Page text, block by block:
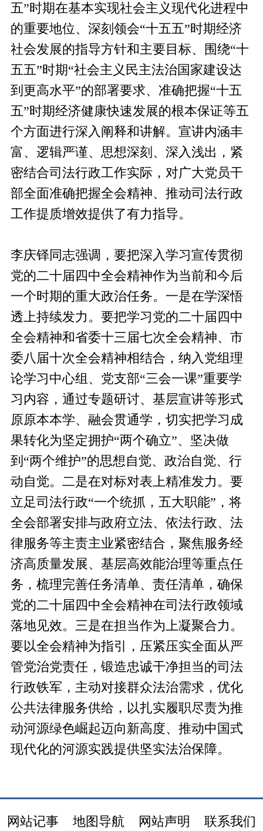
五”时期在基本实现社会主义现代化进程中
的重要地位、深刻领会“十五五”时期经济
社会发展的指导方针和主要目标、围绕“十
五五”时期“社会主义民主法治国家建设达
到更高水平”的部署要求、准确把握“十五
五”时期经济健康快速发展的根本保证等五
个方面进行深入阐释和讲解。宣讲内涵丰
富、逻辑严谨、思想深刻、深入浅出，紧
密结合司法行政工作实际，对广大党员干
部全面准确把握全会精神、推动司法行政
工作提质增效提供了有力指导。
李庆铎同志强调，要把深入学习宣传贯彻
党的二十届四中全会精神作为当前和今后
一个时期的重大政治任务。一是在学深悟
透上持续发力。要把学习党的二十届四中
全会精神和省委十三届七次全会精神、市
委八届十次全会精神相结合，纳入党组理
论学习中心组、党支部“三会一课”重要学
习内容，通过专题研讨、基层宣讲等形式
原原本本学、融会贯通学，切实把学习成
果转化为坚定拥护“两个确立”、坚决做
到“两个维护”的思想自觉、政治自觉、行
动自觉。二是在对标对表上精准发力。要
立足司法行政“一个统抓，五大职能”，将
全会部署安排与政府立法、依法行政、法
律服务等主责主业紧密结合，聚焦服务经
济高质量发展、基层高效能治理等重点任
务，梳理完善任务清单、责任清单，确保
党的二十届四中全会精神在司法行政领域
落地见效。三是在担当作为上凝聚合力。
要以全会精神为指引，压紧压实全面从严
管党治党责任，锻造忠诚干净担当的司法
行政铁军，主动对接群众法治需求，优化
公共法律服务供给，以扎实履职尽责为推
动河源绿色崛起迈向新高度、推动中国式
现代化的河源实践提供坚实法治保障。
网站记事 地图导航 网站声明 联系我们